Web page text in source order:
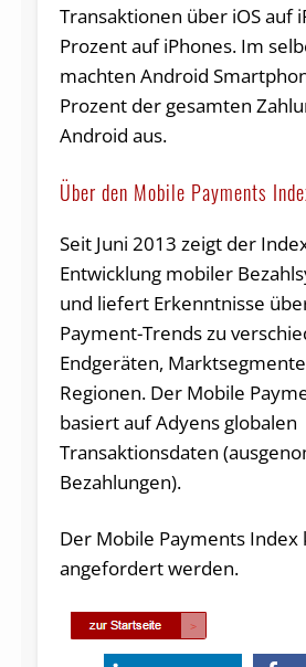
Transaktionen über iOS auf
Prozent auf iPhones. Im
machten Android
Prozent der gesamten
Android aus.
Über den Mobile Payments
Seit Juni 2013 zeigt der
Entwicklung mobiler
und liefert Erkenntnisse
Payment-Trends zu
Endgeräten,
Regionen. Der Mobile
basiert auf Adyens globalen
Transaktionsdaten
Bezahlungen).
Der Mobile Payments Index
angefordert werden.